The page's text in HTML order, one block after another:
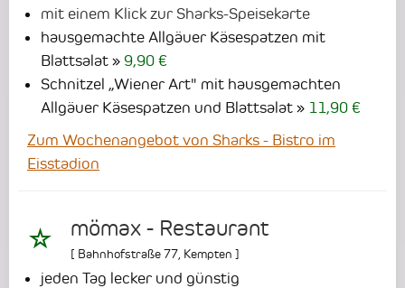
mit einem Klick zur Sharks-Speisekarte
hausgemachte Allgäuer Käsespatzen mit
Blattsalat
9,90 €
Schnitzel „Wiener Art" mit hausgemachten
Allgäuer Käsespatzen und Blattsalat
11,90 €
Zum Wochenangebot von Sharks - Bistro im
Eisstadion
mömax - Restaurant
[ Bahnhofstraße 77 Kempten ]
jeden Tag lecker und günstig